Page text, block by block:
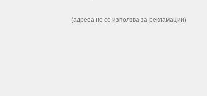
(адреса не се използва за рекламации)